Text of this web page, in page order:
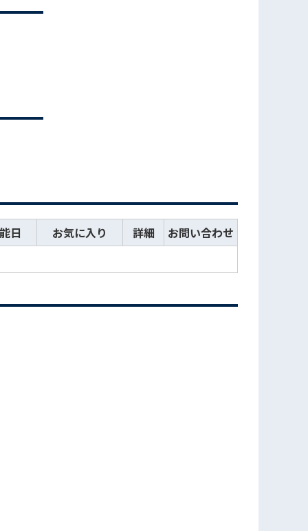
日 お気に入り 詳細
お問い合わせ